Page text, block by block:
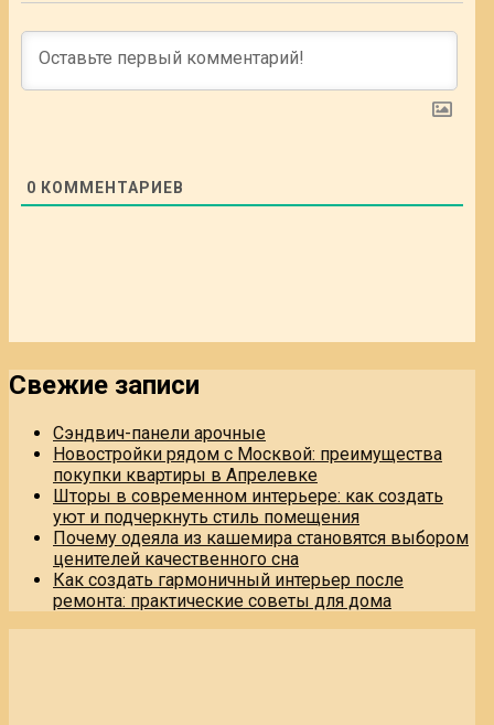
0 КОММЕНТАРИЕВ
Свежие записи
Сэндвич-панели арочные
Новостройки рядом с Москвой: преимущества
покупки квартиры в Апрелевке
Шторы в современном интерьере: как создать
уют и подчеркнуть стиль помещения
Почему одеяла из кашемира становятся выбором
ценителей качественного сна
Как создать гармоничный интерьер после
ремонта: практические советы для дома